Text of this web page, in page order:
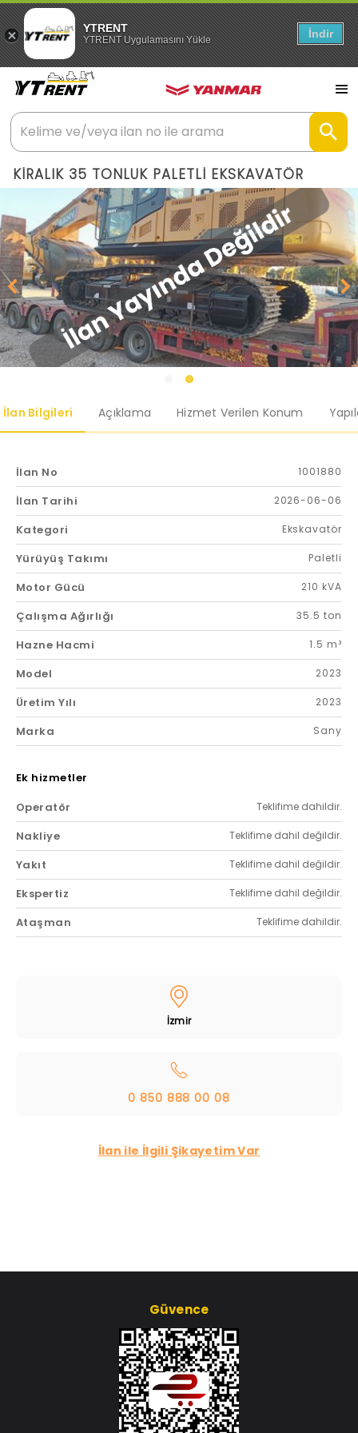
YTRENT
YTRENT Uygulamasını Yükle İndir
KİRALIK 35 TONLUK PALETLİ EKSKAVATÖR
İlan Bilgileri Açıklama Hizmet Verilen Konum
İlan No 1001880
İlan Tarihi 2026-06-06
Kategori Ekskavatör
Yürüyüş Takımı Paletli
Motor Gücü 210 kVA
Çalışma Ağırlığı 35.5 ton
Hazne Hacmi 1.5 m³
Model 2023
Üretim Yılı 2023
Marka Sany
Ek hizmetler
Operatör
Teklifime dahildir.
Nakliye Teklifime dahil değildir.
Yakıt Teklifime dahil değildir.
Ekspertiz Teklifime dahil değildir.
Ataşman Teklifime dahildir.
İzmir
0 850 888 00 08
İlan ile İlgili Şikayetim Var
Güvence